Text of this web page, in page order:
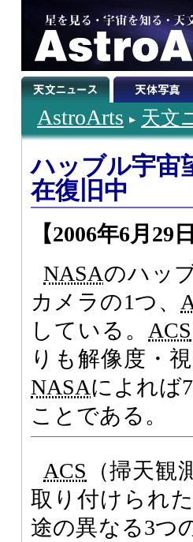
AstroArts 天文
ハッブル宇宙
在復旧中
【2006年6月29日
NASAのハッ
カメラの1つ、
している。 ACS
りも解像度・
NASAによれば
ことである。
ACS （掃天観
取り付けられ
途の異なる3つ